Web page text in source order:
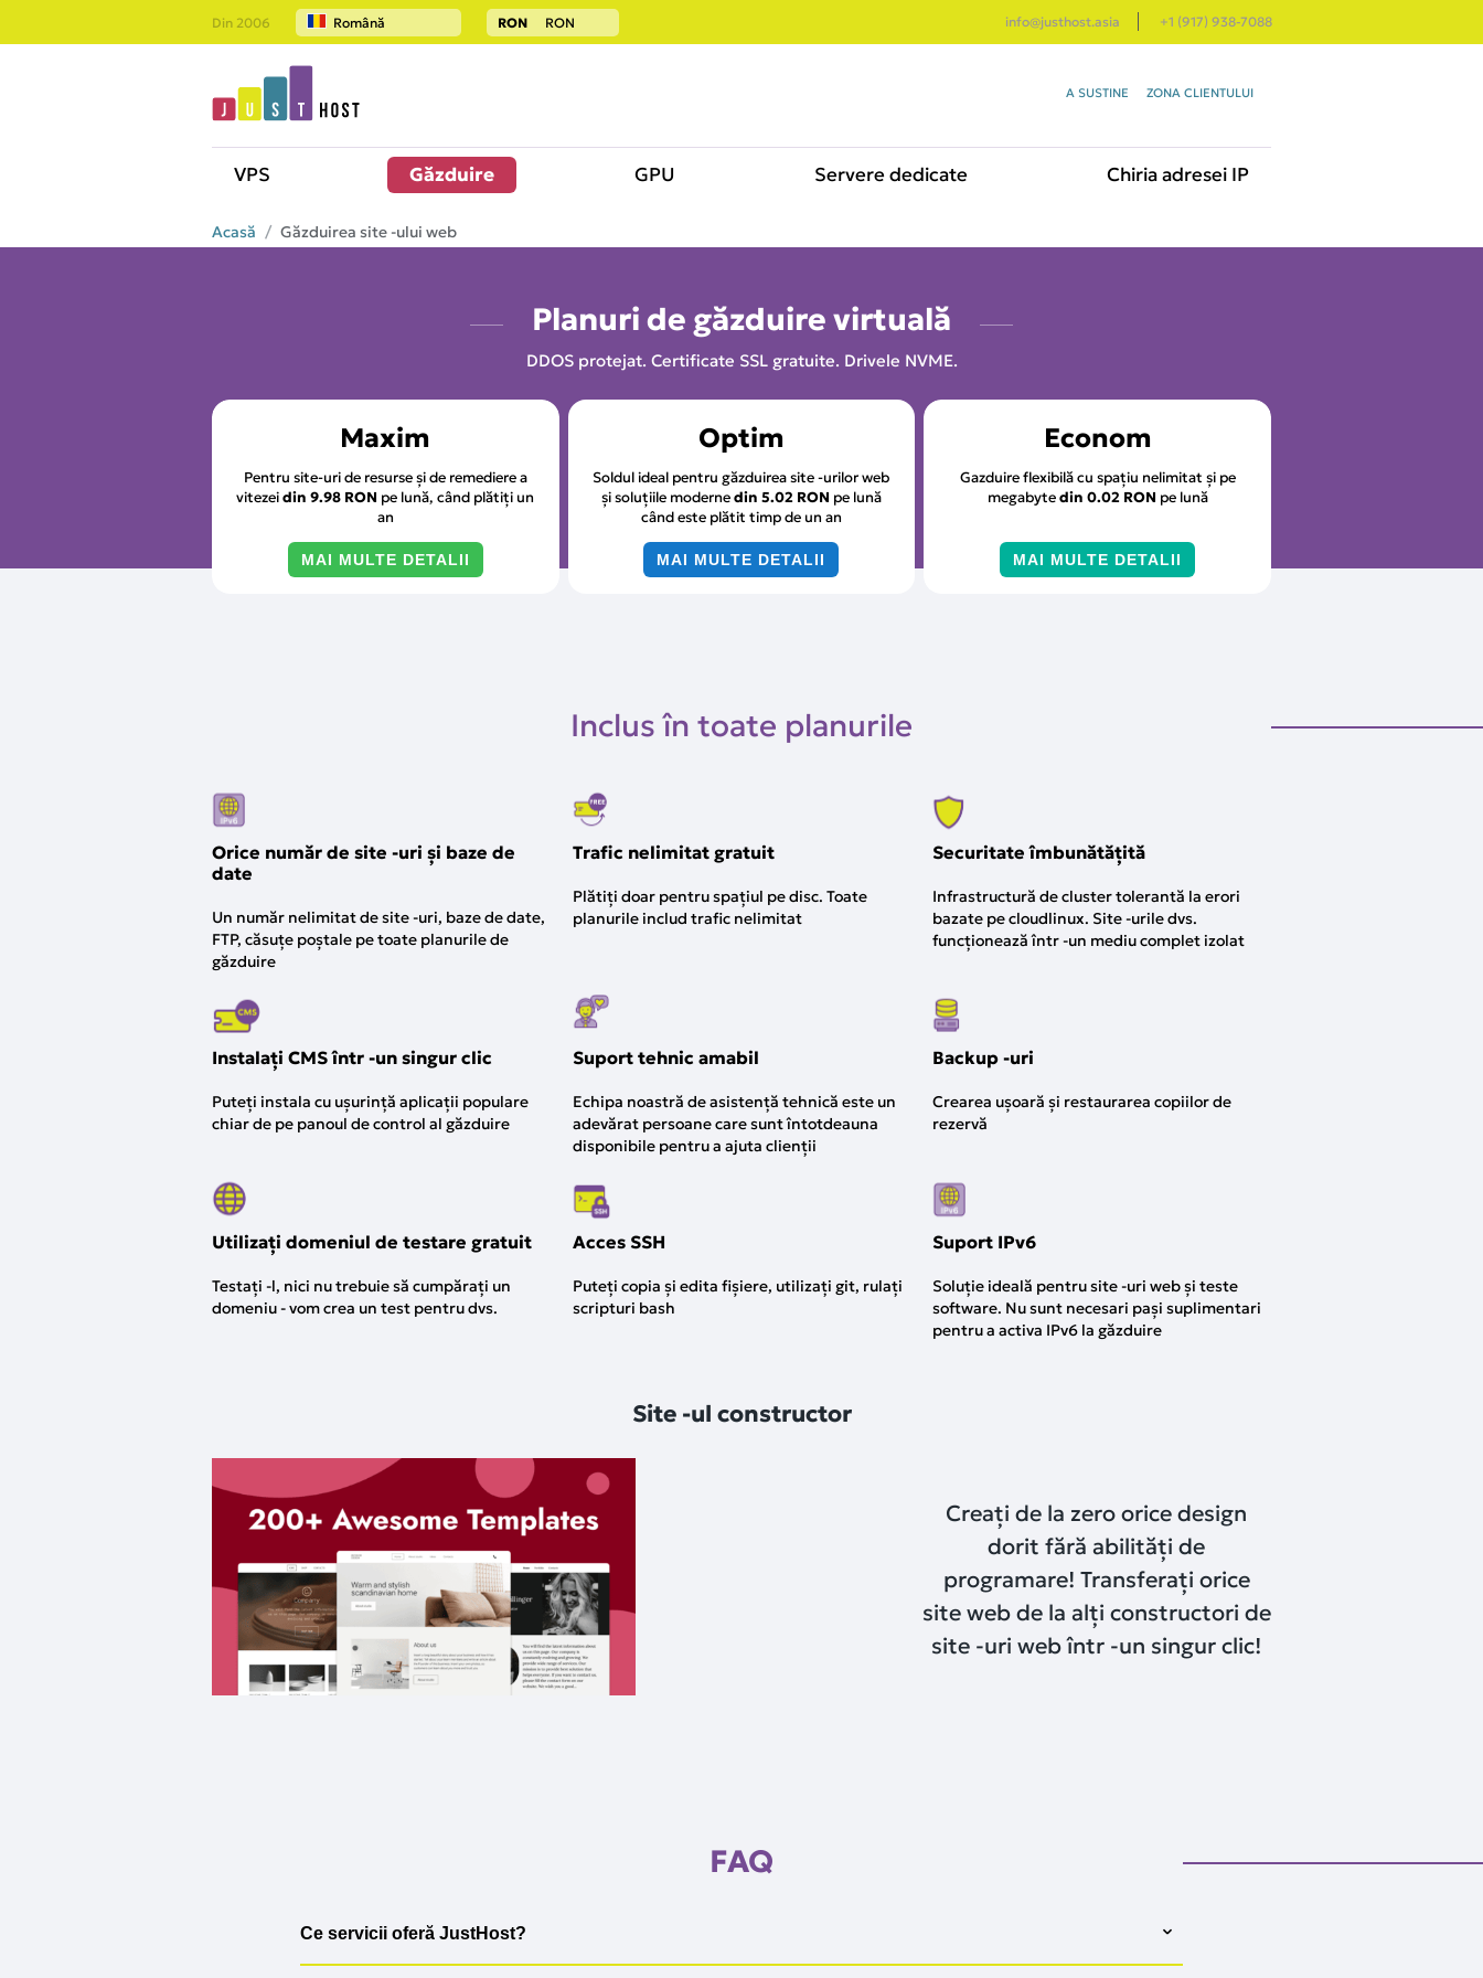
Din 2006 Română RON RON info@justhost.asia +1 (917) 938-7088
A SUSTINE ZONA CLIENTULUI
VPS Găzduire GPU Servere dedicate Chiria adresei IP
Acasă Găzduirea site -ului web
Planuri de găzduire virtuală
DDOS protejat. Certificate SSL gratuite. Drivele NVME.
Maxim
Pentru site-uri de resurse și de remediere a
vitezeidin9.98 RON pe lună, când plătiți un
an
MAI MULTE DETALII
Optim
Soldul ideal pentru găzduirea site -urilor web
și soluțiile modernedin 5.02 RON pe lună
când este plătit timp de un an
MAI MULTE DETALII
Econom
Gazduire flexibilă cu spațiu nelimitat și pe
megabytedin 0.02 RON pe lună
MAI MULTE DETALII
Inclus în toate planurile
Orice număr de site -uri și baze de
date
Un număr nelimitat de site -uri, baze de date,
FTP, căsuțe poștale pe toate planurile de
găzduire
Trafic nelimitat gratuit
Plătiți doar pentru spațiul pe disc. Toate
planurile includ trafic nelimitat
Securitate îmbunătățită
Infrastructură de cluster tolerantă la erori
bazate pe cloudlinux. Site -urile dvs.
funcționează într -un mediu complet izolat
Instalați CMS într -un singur clic
Puteți instala cu ușurință aplicații populare
chiar de pe panoul de control al găzduire
Suport tehnic amabil
Echipa noastră de asistență tehnică este un
adevărat persoane care sunt întotdeauna
disponibile pentru a ajuta clienții
Backup -uri
Crearea ușoară și restaurarea copiilor de
rezervă
Utilizați domeniul de testare gratuit
Testați -l, nici nu trebuie să cumpărați un
domeniu - vom crea un test pentru dvs.
Acces SSH
Puteți copia și edita fișiere, utilizați git, rulați
scripturi bash
Suport IPv6
Soluție ideală pentru site -uri web și teste
software. Nu sunt necesari pași suplimentari
pentru a activa IPv6 la găzduire
Site -ul constructor
Creați de la zero orice design
dorit fără abilități de
programare! Transferați orice
site web de la alți constructori de
site -uri web într -un singur clic!
FAQ
Ce servicii oferă JustHost?